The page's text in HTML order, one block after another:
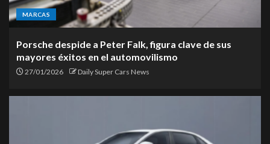
MARCAS
Porsche despide a Peter Falk, figura clave de sus
mayores éxitos en el automovilismo
27/01/2026 Daily Super Cars News